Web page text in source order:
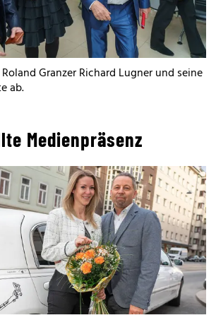
Granzer Richard Lugner und seine
ab.
Medienpräsenz